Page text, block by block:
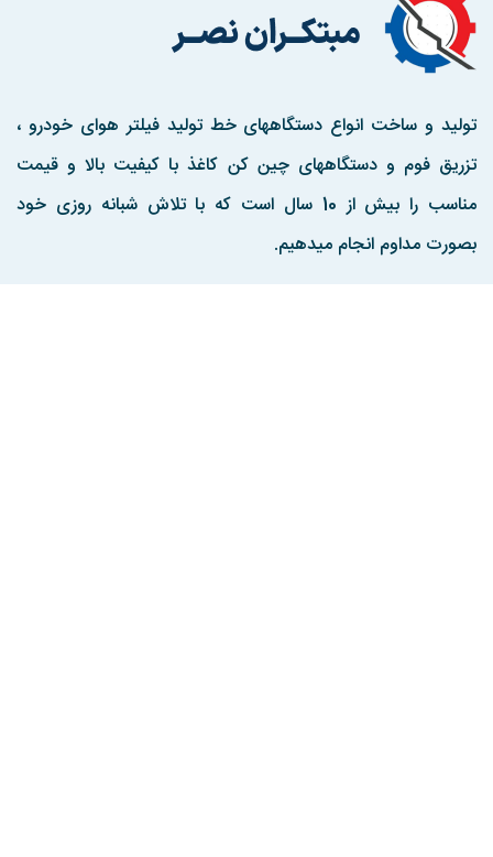
تولید و ساخت انواع دستگاههای خط تولید فیلتر هوای خودرو ،
تزریق فوم و دستگاههای چین کن کاغذ با کیفیت بالا و قیمت
مناسب را بیش از 10 سال است که با تلاش شبانه روزی خود
بصورت مداوم انجام میدهیم.